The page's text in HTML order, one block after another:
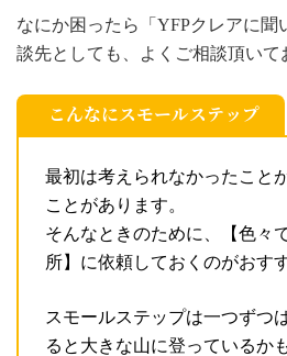
なにか困ったら「YFPクレアに聞
談先としても、よくご相談頂いて
こんなにスモールステップ
最初は考えられなかったこと
ことがあります。
そんなときのために、【色々
所】に依頼しておくのがおす
スモールステップは一つずつ
ると大きな山に登っているか